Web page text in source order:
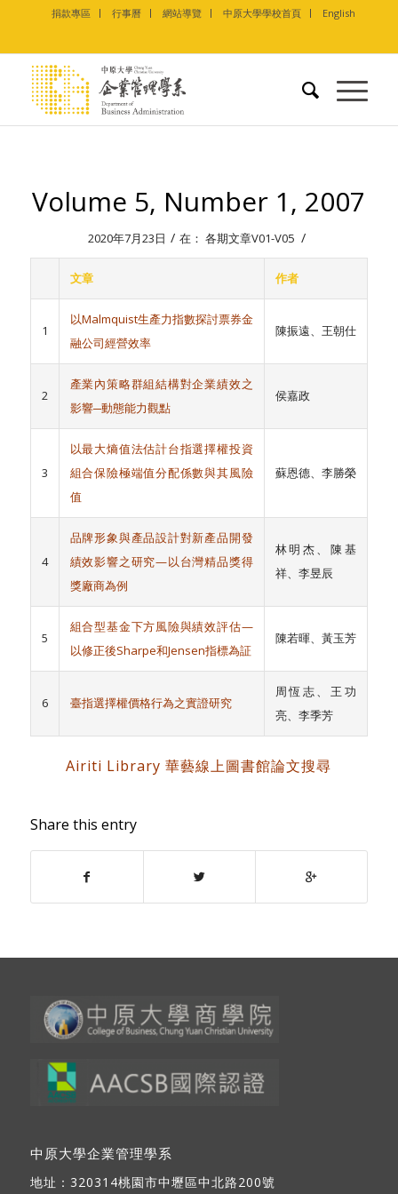
捐款專區 行事曆 網站導覽 中原大學學校首頁 English
Volume 5, Number 1, 2007
2020年7月23日 / 在： 各期文章V01-V05 /
文章 作者
1
以Malmquist生產力指數探討票券金
融公司經營效率
陳振遠、王朝仕
2
產業內策略群組結構對企業績效之
影響─動態能力觀點
侯嘉政
3
以最大熵值法估計台指選擇權投資
組合保險極端值分配係數與其風險
值
蘇恩德、李勝榮
4
品牌形象與產品設計對新產品開發
績效影響之研究—以台灣精品獎得
獎廠商為例
林明杰、陳基
祥、李昱辰
5
組合型基金下方風險與績效評估—
以修正後Sharpe和Jensen指標為証
陳若暉、黃玉芳
6 臺指選擇權價格行為之實證研究
周恆志、王功
亮、李季芳
Airiti Library 華藝線上圖書館論文搜尋
Share this entry
中原大學企業管理學系
地址： 320314桃園市中壢區中北路200號